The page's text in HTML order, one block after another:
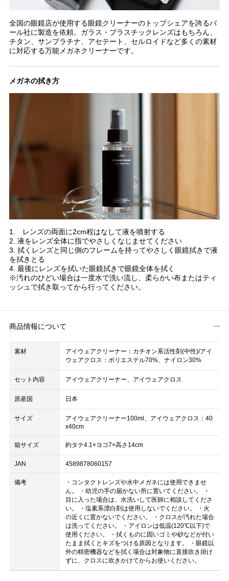
全国の眼鏡店が使用する眼鏡クリーナーのトップシェアを誇るパ
ール社に製造を依頼。ガラス・プラスチックレンズはもちろん、
チタン、サンプラチナ、アセテート、セルロイドなど多くの素材
に対応する万能メガネクリーナーです。
メガネの拭き方
1. レンズの両面に2cm程はなして液を噴射する
2. 液をレンズ全体に指でやさしくなじませてください
3. 拭くレンズと同じ側のフレームを持ってやさしく眼鏡拭きで液
を拭きとる
4. 最後にレンズを拭いた眼鏡拭きで眼鏡全体を拭く
※汚れのひどい場合は一度水で洗い流し、柔らかい布またはティ
ッシュで拭き取ってから行ってください。
商品情報について
素材
アイウェアクリーナー：カチオン系活性剤(中性)/アイ
ウェアクロス：ポリエステル70%、ナイロン30%
セット内容 アイウェアクリーナー、アイウェアクロス
原産国 日本
サイズ
アイウェアクリーナー100ml、アイウェアクロス：40
x40cm
箱サイズ 約タテ4.1×ヨコ7×高さ14cm
JAN 4589878060157
備考
・コンタクトレンズや水中メガネには使用できませ
ん。 ・幼児の手の届かない所に置いてください。 ・
目に入った場合は、水洗いして医師に相談してくださ
い。 ・塩素系漂白剤は使用しないでください。 ・火
の近くに置かないでください。 ・クロスが汚れた場合
は洗ってください。 ・アイロンは低温(120℃以下)で
使用ください。 ・拭くものに固いゴミや砂などが付い
たまま拭くとキズをつける原因となります。 ・眼鏡以
外の精密機器などを拭く場合は対象物に直接吹き掛け
ずに、クロスに吹きかけてからお使いください。